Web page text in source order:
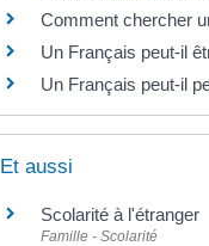
Comment chercher
Un Français peut-il
Un Français peut-il
Et aussi
Scolarité à l'étranger
Famille - Scolarité